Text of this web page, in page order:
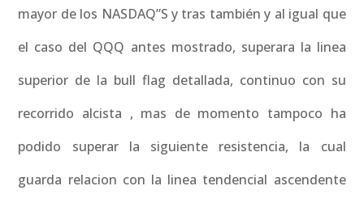
mayor de los NASDAQ”S y tras también y al igual que
el caso del QQQ antes mostrado, superara la linea
superior de la bull flag detallada, continuo con su
recorrido alcista , mas de momento tampoco ha
podido superar la siguiente resistencia, la cual
guarda relacion con la linea tendencial ascendente